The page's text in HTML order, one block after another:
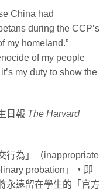
China had
during the CCP’s
my homeland.”
of my people
my duty to show the
日報 The Harvard
行為」（inappropriate
probation」，即
永遠留在學生的「官方